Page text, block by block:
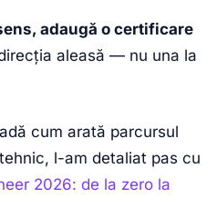
adaugă o certificare
aleasă — nu una la
cum arată parcursul
l-am detaliat pas cu
2026: de la zero la